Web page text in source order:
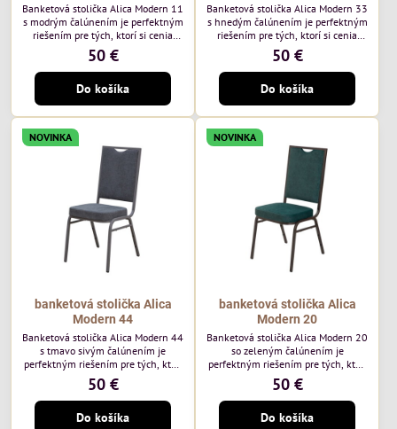
Banketová stolička Alica Modern 11
s modrým čalúnením je perfektným
riešením pre tých, ktorí si cenia
vysokú kvalitu a jedinečný dizajn.
Stolička je výnimočná použitím
vysoko kvalitného modrého
čalúnenia Mossa 79 od poľského
výrobcu Davis ktorého látka má
hmotnosť 325 g/m², čo zaručuje
výnimočnú odolnosť a pohodlie.
Okrem toho je látka vybavená
technológiou Easy-Clean, vďaka
ktorej sa ľahko...
50 €
Do košíka
Banketová stolička Alica Modern 33
s hnedým čalúnením je perfektným
riešením pre tých, ktorí si cenia
vysokú kvalitu a jedinečný dizajn.
Stolička je výnimočná použitím
vysoko kvalitného hnedého
čalúnenia Mossa 29 od poľského
výrobcu Davis ktorého látka má
hmotnosť 325 g/m², čo zaručuje
výnimočnú odolnosť a pohodlie.
Okrem toho je látka vybavená
technológiou Easy-Clean, vďaka
ktorej sa ľahko...
50 €
Do košíka
NOVINKA
banketová stolička Alica
Modern 44
Banketová stolička Alica Modern 44
s tmavo sivým čalúnením je
perfektným riešením pre tých, ktorí
si cenia vysokú kvalitu a jedinečný
dizajn. Stolička je výnimočná
použitím vysoko kvalitného tmavo
sivého zamatového čalúnenia od
50 €
Do košíka
NOVINKA
banketová stolička Alica
Modern 20
Banketová stolička Alica Modern 20
so zeleným čalúnením je
perfektným riešením pre tých, ktorí
si cenia vysokú kvalitu a jedinečný
dizajn. Stolička je výnimočná
použitím vysoko kvalitného tmavo
zeleného zamatového čalúnenia od
50 €
Do košíka